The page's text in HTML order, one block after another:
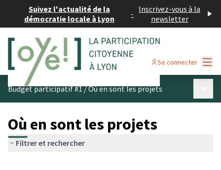
Suivez l'actualité de la
démocratie locale à Lyon
- Inscrivez-vous à la
newsletter
Se connecter
Budget participatif #1/Où en sont les projets
Où en sont les projets
Filtrer et rechercher